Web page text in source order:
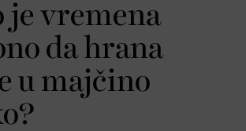
je vremena
da hrana
u majčino